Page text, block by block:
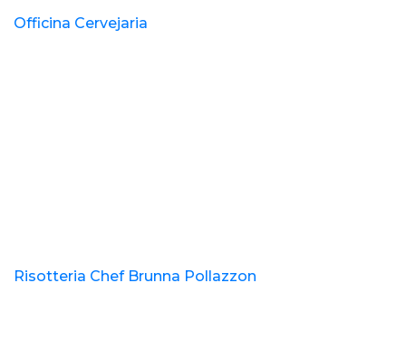
Officina Cervejaria
Risotteria Chef Brunna Pollazzon